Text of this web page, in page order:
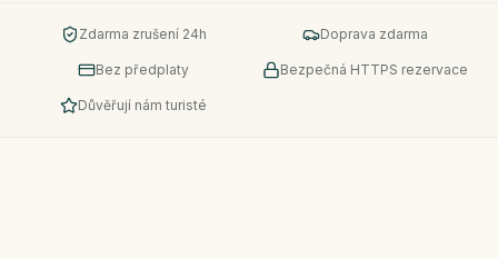
Zdarma zrušení 24h Doprava zdarma
Bez předplaty Bezpečná HTTPS rezervace
Důvěřují nám turisté